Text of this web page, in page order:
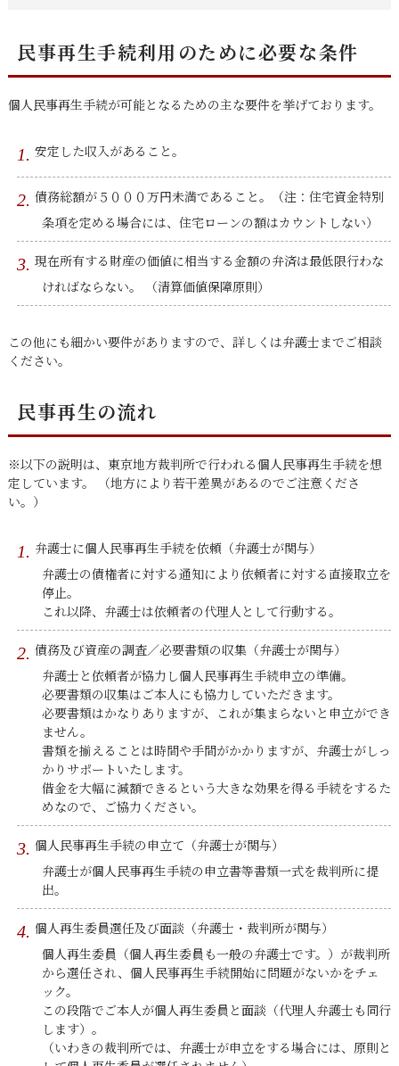
民事再生手続利用のために必要な条件
個人民事再生手続が可能となるための主な要件を挙げております。
安定した収入があること。
債務総額が５０００万円未満であること。（注：住宅資金特別
条項を定める場合には、住宅ローンの額はカウントしない）
現在所有する財産の価値に相当する金額の弁済は最低限行わな
ければならない。 （清算価値保障原則）
この他にも細かい要件がありますので、詳しくは弁護士までご相談
ください。
民事再生の流れ
※以下の説明は、東京地方裁判所で行われる個人民事再生手続を想
定しています。 （地方により若干差異があるのでご注意くださ
い。）
弁護士に個人民事再生手続を依頼（弁護士が関与）
弁護士の債権者に対する通知により依頼者に対する直接取立を
停止。
これ以降、弁護士は依頼者の代理人として行動する。
債務及び資産の調査／必要書類の収集（弁護士が関与）
弁護士と依頼者が協力し個人民事再生手続申立の準備。
必要書類の収集はご本人にも協力していただきます。
必要書類はかなりありますが、これが集まらないと申立ができ
ません。
書類を揃えることは時間や手間がかかりますが、弁護士がしっ
かりサポートいたします。
借金を大幅に減額できるという大きな効果を得る手続をするた
めなので、ご協力ください。
個人民事再生手続の申立て（弁護士が関与）
弁護士が個人民事再生手続の申立書等書類一式を裁判所に提
出。
個人再生委員選任及び面談（弁護士・裁判所が関与）
個人再生委員（個人再生委員も一般の弁護士です。）が裁判所
から選任され、個人民事再生手続開始に問題がないかをチェ
ック。
この段階でご本人が個人再生委員と面談（代理人弁護士も同行
します）。
（いわきの裁判所では、弁護士が申立をする場合には、原則と